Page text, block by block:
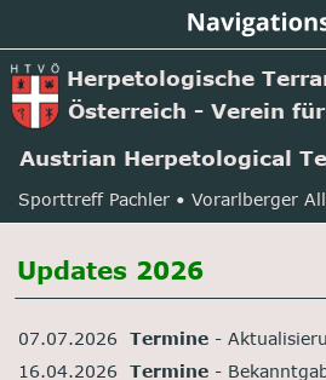
Herpetologische
Österreich - Verein
Austrian Herpetological
Sporttreff Pachler • Vorarlberger
Updates 2026
07.07.2026 Termine -
16.04.2026 Termine -